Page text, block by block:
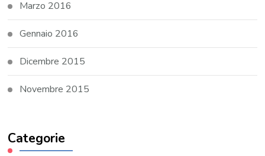
Marzo 2016
Gennaio 2016
Dicembre 2015
Novembre 2015
Categorie